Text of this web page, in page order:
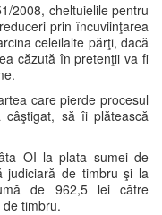
2008, cheltuielile pentru
prin încuviinţarea
celeilalte părţi, dacă
căzută în pretenţii va fi
care pierde procesul
să îi plătească
OI la plata sumei de
judiciară de timbru şi la
de 962,5 lei către
timbru.